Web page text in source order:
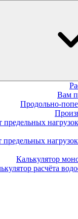
Вам
Продольно-
предельных
предельных
Калькулятор
расчёта